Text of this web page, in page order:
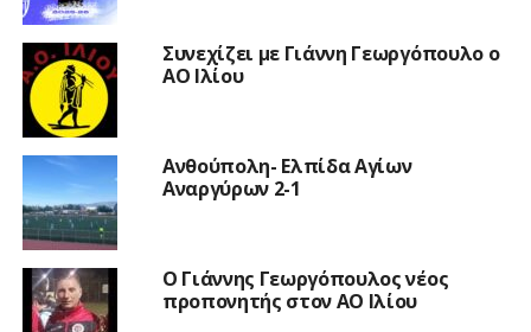
Συνεχίζει με Γιάννη Γεωργόπουλο ο
ΑΟ Ιλίου
Ανθούπολη- Ελπίδα Αγίων
Αναργύρων 2-1
Ο Γιάννης Γεωργόπουλος νέος
προπονητής στον ΑΟ Ιλίου